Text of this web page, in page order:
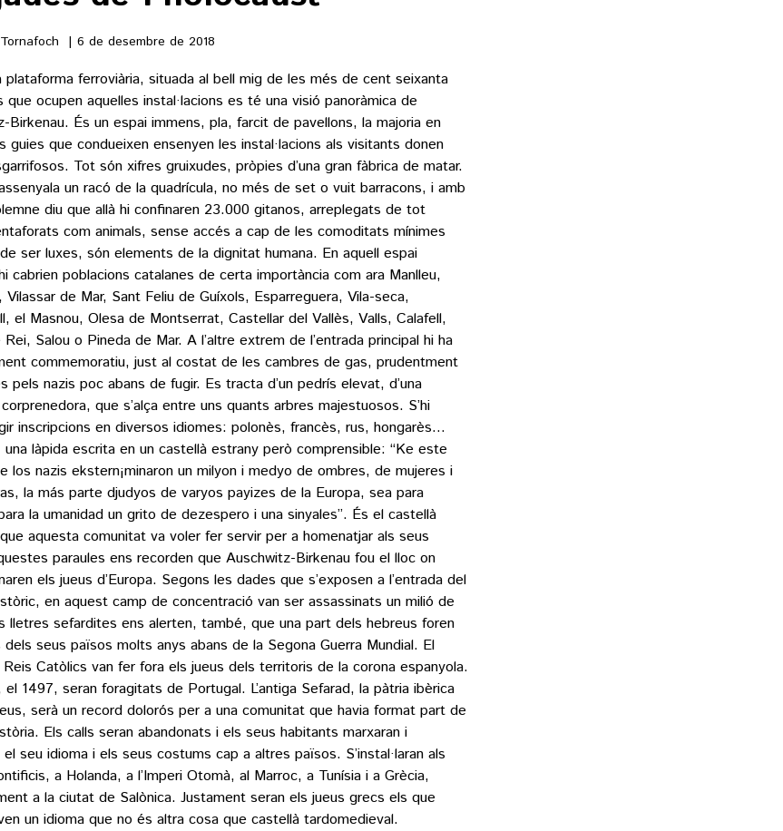
6 de desembre de 2018
plataforma ferroviària, situada al bell mig de les més de cent seixanta
que ocupen aquelles instal·lacions es té una visió panoràmica de
Birkenau. És un espai immens, pla, farcit de pavellons, la majoria en
guies que condueixen ensenyen les instal·lacions als visitants donen
Tot són xifres gruixudes, pròpies d’una gran fàbrica de matar.
un racó de la quadrícula, no més de set o vuit barracons, i amb
diu que allà hi confinaren 23.000 gitanos, arreplegats de tot
com animals, sense accés a cap de les comoditats mínimes
ser luxes, són elements de la dignitat humana. En aquell espai
cabrien poblacions catalanes de certa importància com ara Manlleu,
de Mar, Sant Feliu de Guíxols, Esparreguera, Vila-seca,
el Masnou, Olesa de Montserrat, Castellar del Vallès, Valls, Calafell,
Salou o Pineda de Mar. A l’altre extrem de l’entrada principal hi ha
commemoratiu, just al costat de les cambres de gas, prudentment
pels nazis poc abans de fugir. Es tracta d’un pedrís elevat, d’una
que s’alça entre uns quants arbres majestuosos. S’hi
inscripcions en diversos idiomes: polonès, francès, rus, hongarès…
làpida escrita en un castellà estrany però comprensible: “Ke este
los nazis ekstern¡minaron un milyon i medyo de ombres, de mujeres i
la más parte djudyos de varyos payizes de la Europa, sea para
la umanidad un grito de dezespero i una sinyales”. És el castellà
aquesta comunitat va voler fer servir per a homenatjar als seus
paraules ens recorden que Auschwitz-Birkenau fou el lloc on
els jueus d’Europa. Segons les dades que s’exposen a l’entrada del
en aquest camp de concentració van ser assassinats un milió de
lletres sefardites ens alerten, també, que una part dels hebreus foren
seus països molts anys abans de la Segona Guerra Mundial. El
Catòlics van fer fora els jueus dels territoris de la corona espanyola.
1497, seran foragitats de Portugal. L’antiga Sefarad, la pàtria ibèrica
serà un record dolorós per a una comunitat que havia format part de
Els calls seran abandonats i els seus habitants marxaran i
el seu idioma i els seus costums cap a altres països. S’instal·laran als
a Holanda, a l’Imperi Otomà, al Marroc, a Tunísia i a Grècia,
a la ciutat de Salònica. Justament seran els jueus grecs els que
un idioma que no és altra cosa que castellà tardomedieval.